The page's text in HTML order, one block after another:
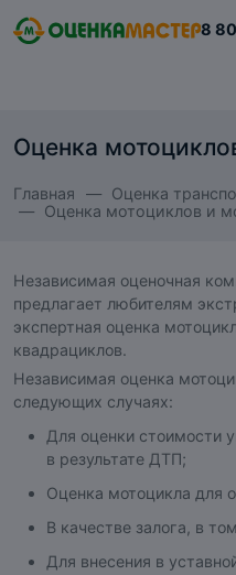
8
Оценка
Главная
Оценка
Оценка мотоциклов и
Независимая оценочная
предлагает любителям
экспертная оценка
квадрациклов.
Независимая оценка
следующих случаях:
Для оценки стоимости
в результате ДТП;
Оценка мотоцикла для
В качестве залога, в
Для внесения в